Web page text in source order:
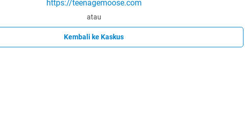
https://teenagemoose.com
atau
Kembali ke Kaskus